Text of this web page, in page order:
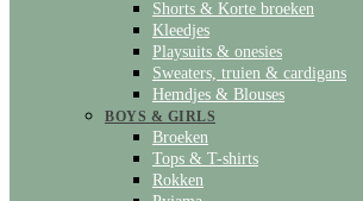
Shorts & Korte broeken
Kleedjes
Playsuits & onesies
Sweaters, truien & cardigans
Hemdjes & Blouses
BOYS & GIRLS
Broeken
Tops & T-shirts
Rokken